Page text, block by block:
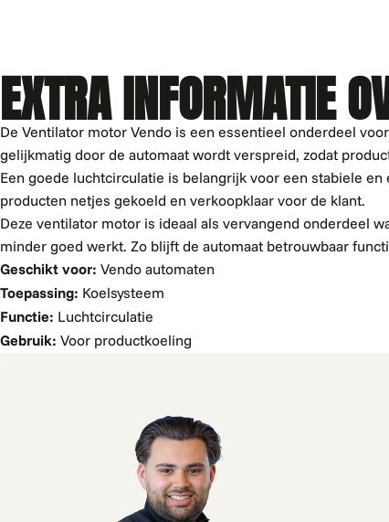
EXTRA INFORMATIE
De Ventilator motor Vendo is een essentieel onderdeel
gelijkmatig door de automaat wordt verspreid, zodat
Een goede luchtcirculatie is belangrijk voor een stabiele
producten netjes gekoeld en verkoopklaar voor de klant.
Deze ventilator motor is ideaal als vervangend onderdeel
minder goed werkt. Zo blijft de automaat betrouwbaar
Geschikt voor: Vendo automaten
Toepassing: Koelsysteem
Functie: Luchtcirculatie
Gebruik: Voor productkoeling